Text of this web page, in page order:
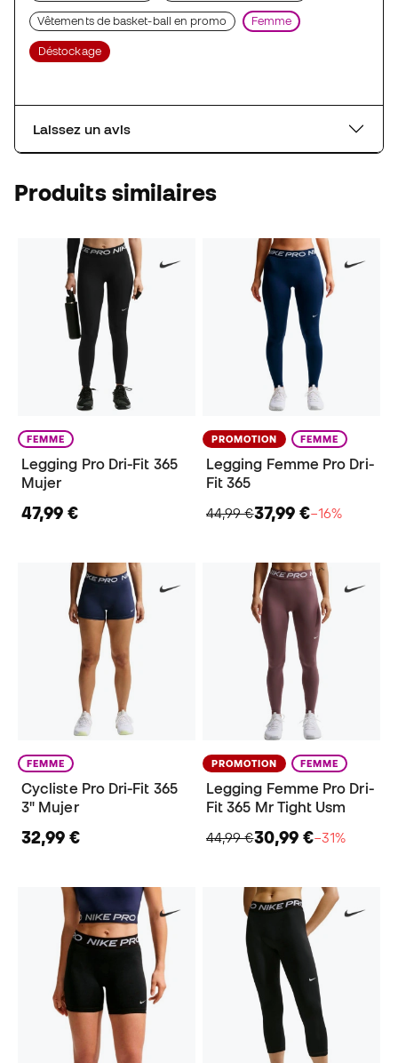
Vêtements de basket-ball en promo Femme
Déstockage
Laissez un avis
Produits similaires
FEMME
Legging Pro Dri-Fit 365
Mujer
47,99 €
PROMOTION FEMME
Legging Femme Pro Dri-
Fit 365
44,99 €37,99 €−16%
FEMME
Cycliste Pro Dri-Fit 365
3" Mujer
32,99 €
PROMOTION FEMME
Legging Femme Pro Dri-
Fit 365 Mr Tight Usm
44,99 €30,99 €−31%